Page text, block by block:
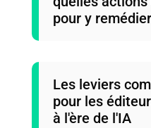
pour y remédier
Les leviers
pour les
à l'ère de l'IA